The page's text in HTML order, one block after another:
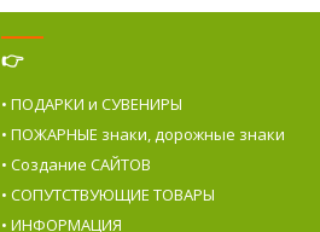
👉
• ПОДАРКИ и СУВЕНИРЫ
• ПОЖАРНЫЕ знаки, дорожные знаки
• Создание САЙТОВ
• СОПУТСТВУЮЩИЕ ТОВАРЫ
• ИНФОРМАЦИЯ